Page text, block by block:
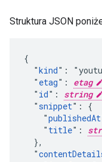
Struktura JSON
{
  "
kind":
  "
etag": etag
  "
id": string
  "
snippet": {
    "
publishedAt
    "
title":
  },
  "